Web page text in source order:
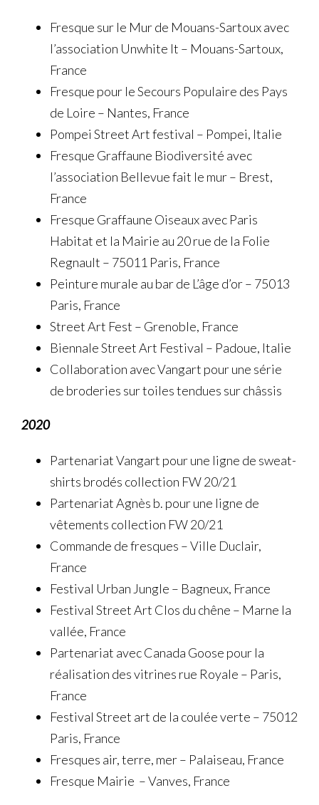
Fresque sur le Mur de Mouans-Sartoux avec
l’association Unwhite It – Mouans-Sartoux,
France
Fresque pour le Secours Populaire des Pays
de Loire – Nantes, France
Pompei Street Art festival – Pompei, Italie
Fresque Graffaune Biodiversité avec
l’association Bellevue fait le mur – Brest,
France
Fresque Graffaune Oiseaux avec Paris
Habitat et la Mairie au 20 rue de la Folie
Regnault – 75011 Paris, France
Peinture murale au bar de L’âge d’or – 75013
Paris, France
Street Art Fest – Grenoble, France
Biennale Street Art Festival – Padoue, Italie
Collaboration avec Vangart pour une série
de broderies sur toiles tendues sur châssis
2020
Partenariat Vangart pour une ligne de sweat-
shirts brodés collection FW 20/21
Partenariat Agnès b. pour une ligne de
vêtements collection FW 20/21
Commande de fresques – Ville Duclair,
France
Festival Urban Jungle – Bagneux, France
Festival Street Art Clos du chêne – Marne la
vallée, France
Partenariat avec Canada Goose pour la
réalisation des vitrines rue Royale – Paris,
France
Festival Street art de la coulée verte – 75012
Paris, France
Fresques air, terre, mer – Palaiseau, France
Fresque Mairie – Vanves, France